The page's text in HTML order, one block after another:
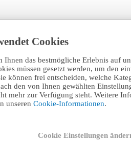
Cookies
Ihnen das bestmögliche Erlebnis auf
müssen gesetzt werden, um den
können frei entscheiden, welche
den von Ihnen gewählten
mehr zur Verfügung steht. Weitere
unseren Cookie-Informationen.
Cookie Einstellungen